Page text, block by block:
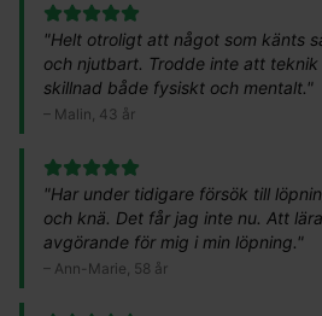
"Helt otroligt att något som känts
och njutbart. Trodde inte att
skillnad både fysiskt och mentalt."
– Malin, 43 år
"Har under tidigare försök till
och knä. Det får jag inte nu. Att
avgörande för mig i min löpning."
– Ann-Marie, 58 år